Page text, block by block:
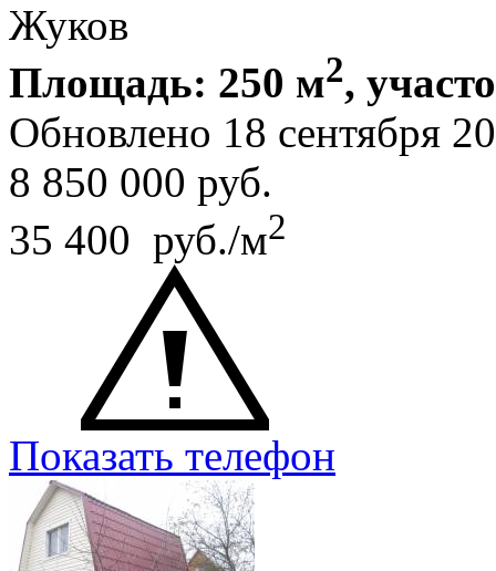
Жуков
Площадь: 250 м2,
Обновлено 18 сентября
8 850 000 руб.
35 400 руб./м2
Показать телефон